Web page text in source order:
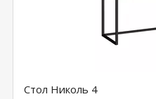
Стол Николь 4